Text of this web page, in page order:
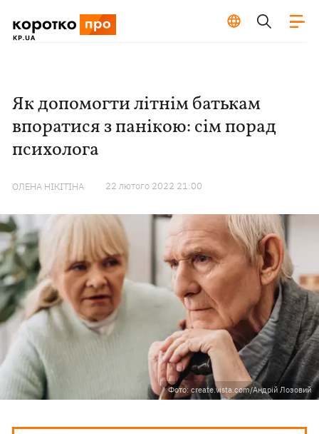
Як допомогти літнім батькам
впоратися з панікою: сім порад
психолога
ОЛЕНА НІКІТІНА 22 лютого 2022 21:00
Фото: create.vista.com/Андрій Лозовий